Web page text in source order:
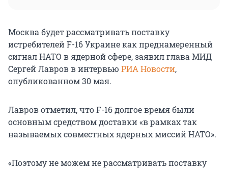
Москва будет рассматривать поставку
истребителей F-16 Украине как преднамеренный
сигнал НАТО в ядерной сфере, заявил глава МИД
Сергей Лавров в интервью РИА Новости,
опубликованном 30 мая.
Лавров отметил, что F-16 долгое время были
основным средством доставки «в рамках так
называемых совместных ядерных миссий НАТО».
«Поэтому не можем не рассматривать поставку